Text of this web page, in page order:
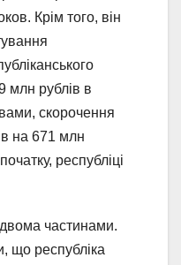
Крім того, він
млн рублів в
скорочення
на 671 млн
республіці
двома частинами.
що республіка